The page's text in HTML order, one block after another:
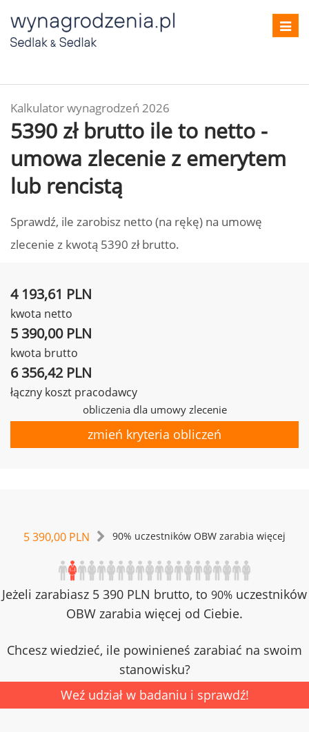
Kalkulator wynagrodzeń 2026
5390 zł brutto ile to netto -
umowa zlecenie z emerytem
lub rencistą
Sprawdź, ile zarobisz netto (na rękę) na umowę
zlecenie z kwotą 5390 zł brutto.
4 193,61 PLN
kwota netto
5 390,00 PLN
kwota brutto
6 356,42 PLN
łączny koszt pracodawcy
obliczenia dla umowy zlecenie
zmień kryteria obliczeń
5 390,00 PLN 90% uczestników OBW zarabia więcej
Jeżeli zarabiasz 5 390 PLN brutto, to 90% uczestników
OBW zarabia więcej od Ciebie.
Chcesz wiedzieć, ile powinieneś zarabiać na swoim
stanowisku?
Weź udział w badaniu i sprawdź!